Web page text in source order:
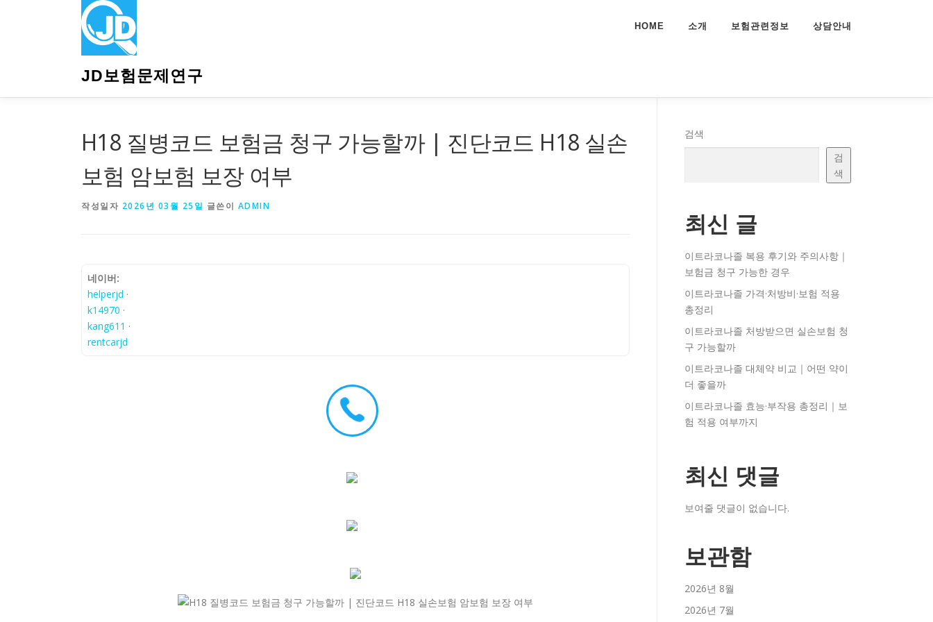
JD보험문제연구
HOME 소개 보험관련정보 상담안내
H18 질병코드 보험금 청구 가능할까 | 진단코드 H18 실손
보험 암보험 보장 여부
작성일자 2026년 03월 25일 글쓴이 ADMIN
네이버:
helperjd ·
k14970 ·
kang611 ·
rentcarjd
검색
검
색
최신 글
이트라코나졸 복용 후기와 주의사항｜
보험금 청구 가능한 경우
이트라코나졸 가격·처방비·보험 적용
총정리
이트라코나졸 처방받으면 실손보험 청
구 가능할까
이트라코나졸 대체약 비교｜어떤 약이
더 좋을까
이트라코나졸 효능·부작용 총정리｜보
험 적용 여부까지
최신 댓글
보여줄 댓글이 없습니다.
보관함
2026년 8월
2026년 7월